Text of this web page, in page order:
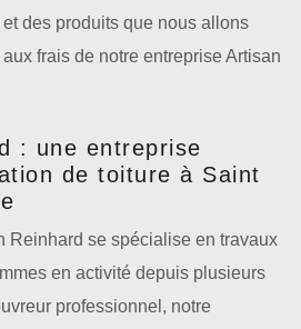
des produits que nous allons
frais de notre entreprise Artisan
: une entreprise
de toiture à Saint
Reinhard se spécialise en travaux
en activité depuis plusieurs
professionnel, notre